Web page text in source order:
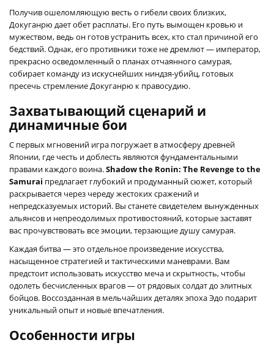
Получив ошеломляющую весть о гибели своих близких,
Докуганрю дает обет расплаты. Его путь вымощен кровью и
мужеством, ведь он готов устранить всех, кто стал причиной его
бедствий. Однак, его противники тоже не дремлют — император,
прекрасно осведомленный о планах отчаянного самурая,
собирает команду из искуснейших ниндзя-убийц, готовых
пресечь стремление Докуганрю к правосудию.
Захватывающий сценарий и
динамичные бои
С первых мгновений игра погружает в атмосферу древней
Японии, где честь и доблесть являются фундаментальными
правами каждого воина.Shadow the Ronin: The Revenge to the
Samurai предлагает глубокий и продуманный сюжет, который
раскрывается через череду жестоких сражений и
непредсказуемых историй. Вы станете свидетелем вынужденных
альянсов и непреодолимых противостояний, которые заставят
вас прочувствовать все эмоции, терзающие душу самурая.
Каждая битва — это отдельное произведение искусства,
насыщенное стратегией и тактическими маневрами. Вам
предстоит использовать искусство меча и скрытность, чтобы
одолеть бесчисленных врагов — от рядовых солдат до элитных
бойцов. Воссозданная в мельчайших деталях эпоха Эдо подарит
уникальный опыт и новые впечатления.
Особенности игры